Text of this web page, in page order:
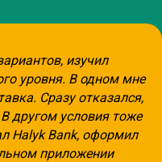
изучил
уровня. В одном мне
Сразу отказался,
другом условия тоже
Halyk Bank, оформил
приложении